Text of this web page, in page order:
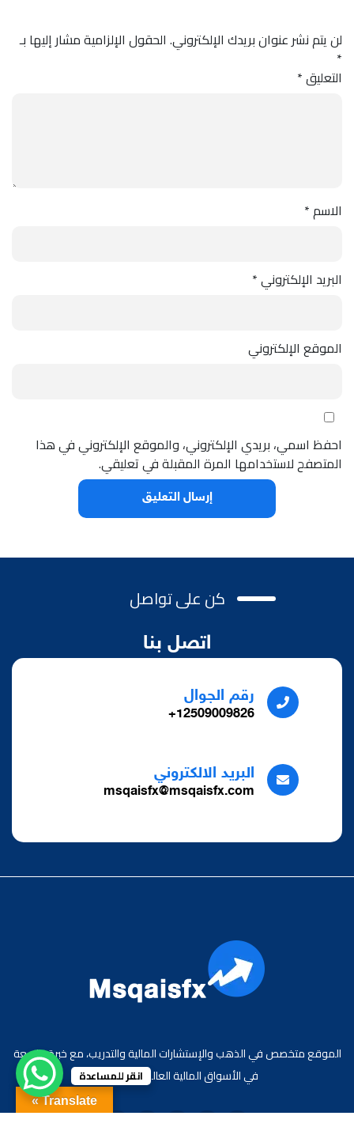
لن يتم نشر عنوان بريدك الإلكتروني. الحقول الإلزامية مشار إليها بـ
*
التعليق*
الاسم*
البريد الإلكتروني*
الموقع الإلكتروني
احفظ اسمي، بريدي الإلكتروني، والموقع الإلكتروني في هذا
المتصفح لاستخدامها المرة المقبلة في تعليقي.
كن على تواصل
اتصل بنا
رقم الجوال
12509009826+
البريد الالكتروني
msqaisfx@msqaisfx.com
الموقع متخصص في الذهب والإستشارات المالية والتدريب، مع خبرة واسعة
في الأسواق المالية العالمية والعربية.
Translate »
انقر للمساعدة